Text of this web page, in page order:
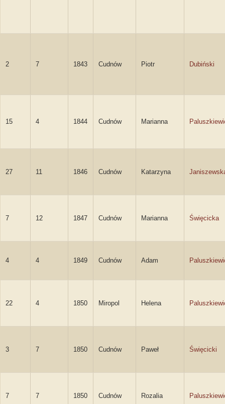
2 7 1843 Cudnów Piotr Dubiński
15 4 1844 Cudnów Marianna
27 11 1846 Cudnów Katarzyna
7 12 1847 Cudnów Marianna Święcicka
4 4 1849 Cudnów Adam
22 4 1850 Miropol Helena
3 7 1850 Cudnów Paweł Święcicki
7 7 1850 Cudnów Rozalia